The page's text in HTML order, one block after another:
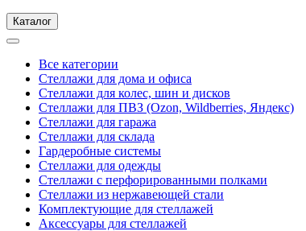
Каталог
Все категории
Стеллажи для дома и офиса
Стеллажи для колес, шин и дисков
Стеллажи для ПВЗ (Ozon, Wildberries, Яндекс)
Стеллажи для гаража
Стеллажи для склада
Гардеробные системы
Стеллажи для одежды
Стеллажи с перфорированными полками
Стеллажи из нержавеющей стали
Комплектующие для стеллажей
Аксессуары для стеллажей